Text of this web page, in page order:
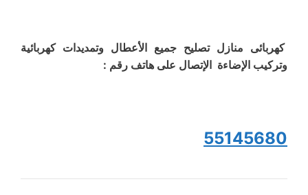
كهربائى منازل تصليح جميع الأعطال وتمديدات كهربائية
وتركيب الإضاءة الإتصال على هاتف رقم :
55145680